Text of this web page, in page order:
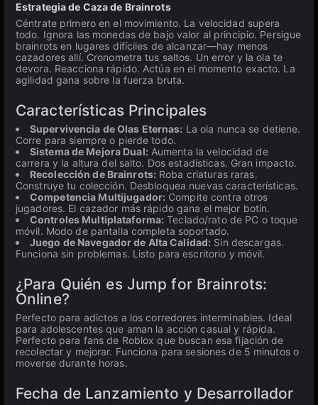
Estrategia de Caza de Brainrots
Céntrate primero en el movimiento. La velocidad supera
todo. Ignora las monedas de bajo valor al principio. Persigue
brainrots en lugares difíciles de alcanzar—hay menos
cazadores allí. Cronometra tus saltos. Un error y la ola te
devora. Reacciona rápido. Actúa en el momento exacto. La
agilidad gana sobre la fuerza bruta.
Características Principales
Supervivencia de Olas Eternas: La ola nunca se detiene.
Corre para siempre o pierde todo.
Sistema de Mejora Dual: Aumenta la velocidad de
carrera y la altura del salto. Dos estadísticas. Gran impacto.
Recolección de Brainrots: Roba criaturas raras.
Construye tu colección. Desbloquea nuevas características.
Competencia Multijugador: Compite contra otros
jugadores. El cazador más rápido gana el mejor botín.
Controles Multiplataforma: Teclado/rato de PC o toque
móvil. Modo de pantalla completa soportado.
Juego de Navegador de Alta Calidad: Sin descargas.
Funciona sin problemas. Listo para escritorio y móvil.
¿Para Quién es Jump for Brainrots:
Online?
Perfecto para adictos a los corredores interminables. Ideal
para adolescentes que aman la acción casual y rápida.
Perfecto para fans de Roblox que buscan esa fijación de
recolectar y mejorar. Funciona para sesiones de 5 minutos o
moverse durante horas.
Fecha de Lanzamiento y Desarrollador